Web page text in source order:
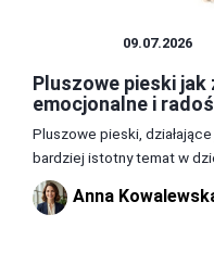
09.07.2026
Pluszowe pieski jak
emocjonalne i
Pluszowe pieski,
bardziej istotny temat w
Anna